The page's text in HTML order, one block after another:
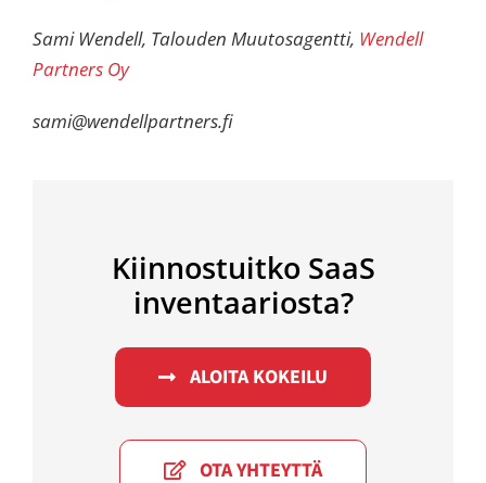
Sami Wendell, Talouden Muutosagentti, Wendell
Partners Oy
sami@wendellpartners.fi
Kiinnostuitko SaaS
inventaariosta?
ALOITA KOKEILU
OTA YHTEYTTÄ